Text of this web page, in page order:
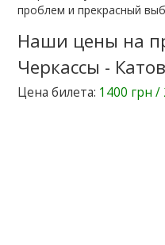
проблем и прекрасный
Наши цены на
Черкассы -
Цена билета: 1400 грн /